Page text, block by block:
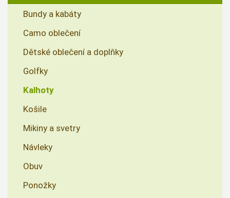
Bundy a kabáty
Camo oblečení
Dětské oblečení a doplňky
Golfky
Kalhoty
Košile
Mikiny a svetry
Návleky
Obuv
Ponožky